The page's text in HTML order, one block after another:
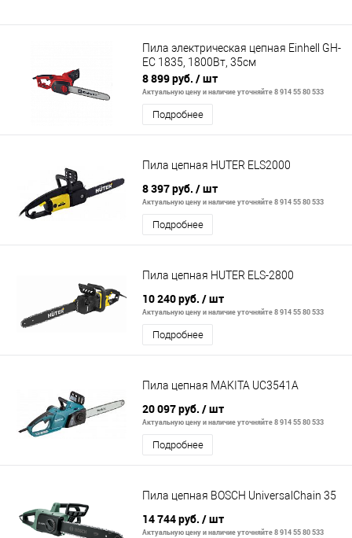
Пила электрическая цепная Einhell GH-
EC 1835, 1800Вт, 35см
8 899 руб. / шт
Актуальную цену и наличие уточняйте 8 914 55 80 533
Подробнее
Пила цепная HUTER ELS2000
8 397 руб. / шт
Актуальную цену и наличие уточняйте 8 914 55 80 533
Подробнее
Пила цепная HUTER ELS-2800
10 240 руб. / шт
Актуальную цену и наличие уточняйте 8 914 55 80 533
Подробнее
Пила цепная MAKITA UC3541A
20 097 руб. / шт
Актуальную цену и наличие уточняйте 8 914 55 80 533
Подробнее
Пила цепная BOSCH UniversalChain 35
14 744 руб. / шт
Актуальную цену и наличие уточняйте 8 914 55 80 533